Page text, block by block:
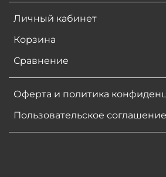
Личный кабинет
Корзина
Сравнение
Оферта и политика
Пользовательское соглашение